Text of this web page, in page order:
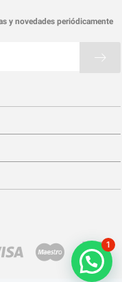
y novedades periódicamente
1